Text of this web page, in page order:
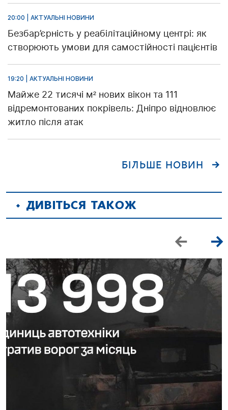
20:00 | АКТУАЛЬНІ НОВИНИ
Безбар’єрність у реабілітаційному центрі: як
створюють умови для самостійності пацієнтів
19:20 | АКТУАЛЬНІ НОВИНИ
Майже 22 тисячі м² нових вікон та 111
відремонтованих покрівель: Дніпро відновлює
житло після атак
БІЛЬШЕ НОВИН
ДИВІТЬСЯ ТАКОЖ